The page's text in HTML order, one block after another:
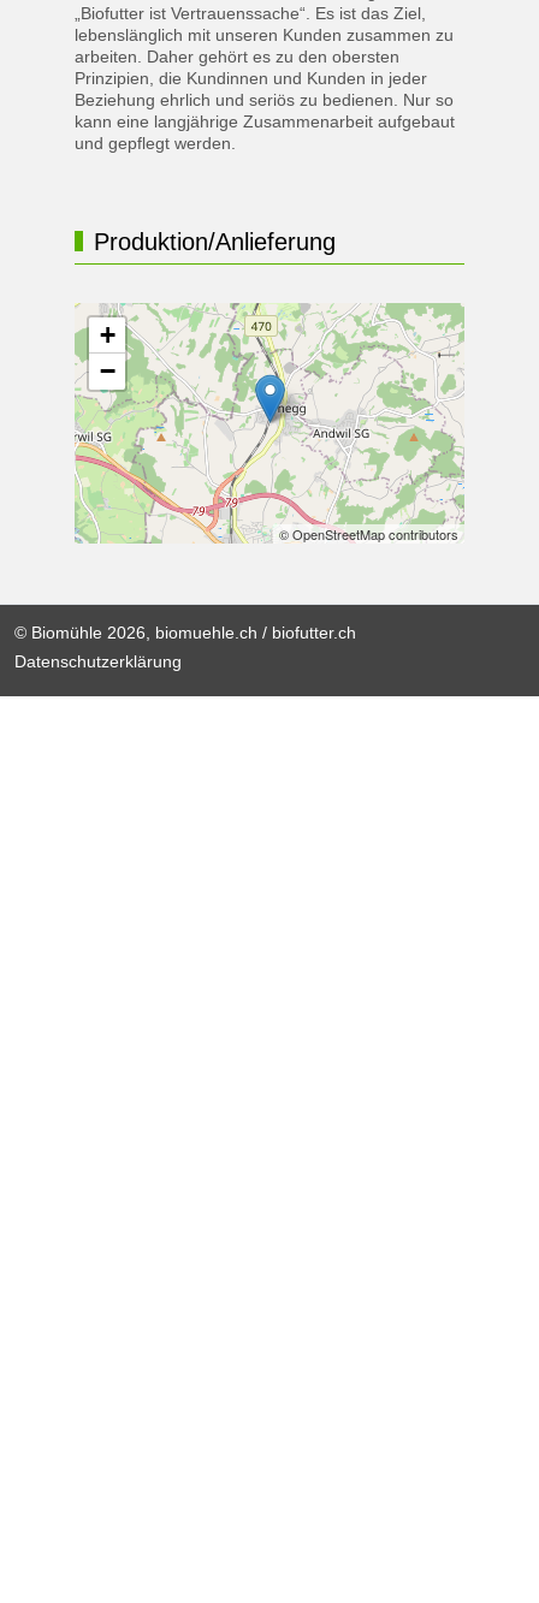
„Biofutter ist Vertrauenssache“. Es ist das Ziel,
lebenslänglich mit unseren Kunden zusammen zu
arbeiten. Daher gehört es zu den obersten
Prinzipien, die Kundinnen und Kunden in jeder
Beziehung ehrlich und seriös zu bedienen. Nur so
kann eine langjährige Zusammenarbeit aufgebaut
und gepflegt werden.
Produktion/Anlieferung
+
−
© OpenStreetMap contributors
© Biomühle 2026, biomuehle.ch / biofutter.ch
Datenschutzerklärung